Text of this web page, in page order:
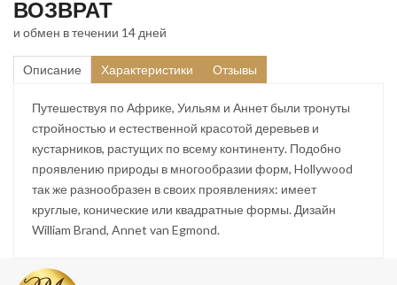
ВОЗВРАТ
и обмен в течении 14 дней
Описание Характеристики Отзывы
Путешествуя по Африке, Уильям и Аннет были тронуты
стройностью и естественной красотой деревьев и
кустарников, растущих по всему континенту. Подобно
проявлению природы в многообразии форм, Hollywood
так же разнообразен в своих проявлениях: имеет
круглые, конические или квадратные формы. Дизайн
William Brand, Annet van Egmond.